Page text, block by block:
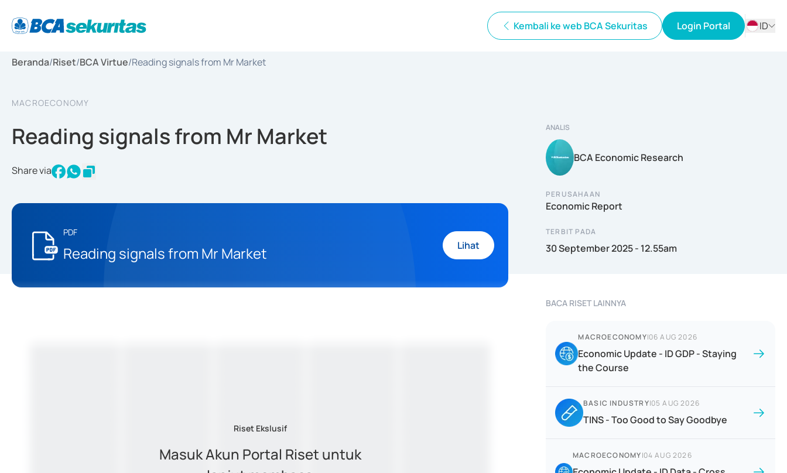
Kembali ke web BCA Sekuritas Login Portal
ID
Beranda/Riset/BCA Virtue/Reading signals from Mr Market
MACROECONOMY
Reading signals from Mr Market
Share via
PDF
Reading signals from Mr Market Lihat
ANALIS
BCA Economic Research
PERUSAHAAN
Economic Report
TERBIT PADA
30 September 2025 - 12.55am
Riset Ekslusif
Masuk Akun Portal Riset untuk
BACA RISET LAINNYA
MACROECONOMY|06 AUG 2026
Economic Update - ID GDP - Staying
the Course
BASIC INDUSTRY|05 AUG 2026
TINS - Too Good to Say Goodbye
MACROECONOMY|04 AUG 2026